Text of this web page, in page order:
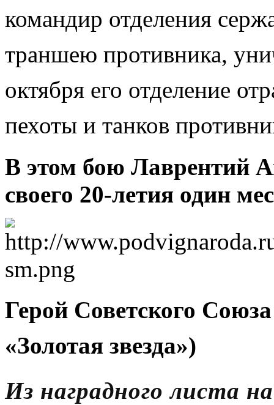
командир отделения
траншею противника,
октября его отделение
пехоты и танков
В этом бою Лаврентий
своего 20-летия один
Герой Советского
«Золотая звезда»)
Из наградного листа